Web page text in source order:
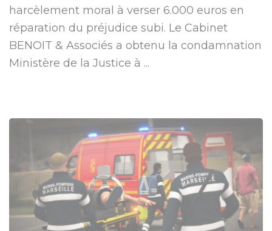
harcèlement moral à verser 6.000 euros en
réparation du préjudice subi. Le Cabinet
BENOIT & Associés a obtenu la condamnation
Ministère de la Justice à ...